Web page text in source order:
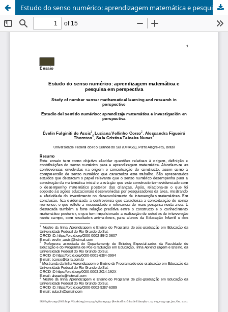
Estudo do senso numérico: aprendizagem matemática e pesquisa em perspectiva